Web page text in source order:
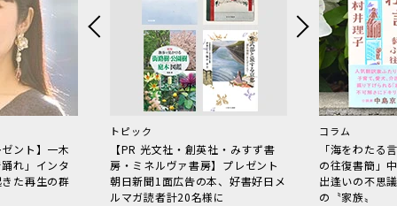
ント】一木
れ」インタ
た再生の群
トピック
【PR 光文社・創英社・みすず書
房・ミネルヴァ書房】プレゼント
朝日新聞1面広告の本、好書好日メ
ルマガ読者計20名様に
コラム
「海をわた
の往復書簡」
出逢いの不思
の〝家族〟